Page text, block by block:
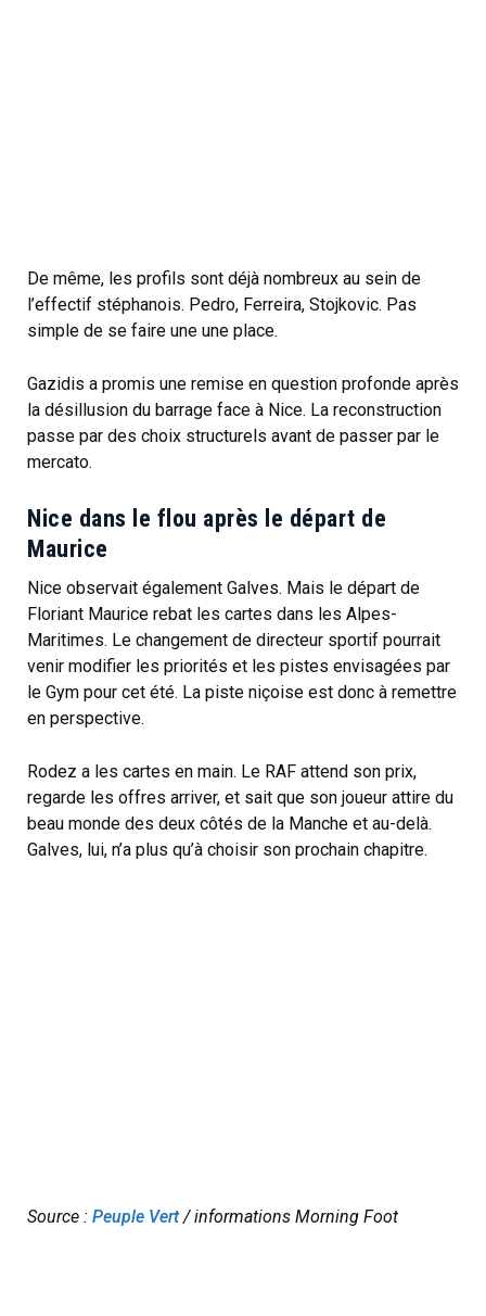
De même, les profils sont déjà nombreux au sein de
l’effectif stéphanois. Pedro, Ferreira, Stojkovic. Pas
simple de se faire une une place.
Gazidis a promis une remise en question profonde après
la désillusion du barrage face à Nice. La reconstruction
passe par des choix structurels avant de passer par le
mercato.
Nice dans le flou après le départ de
Maurice
Nice observait également Galves. Mais le départ de
Floriant Maurice rebat les cartes dans les Alpes-
Maritimes. Le changement de directeur sportif pourrait
venir modifier les priorités et les pistes envisagées par
le Gym pour cet été. La piste niçoise est donc à remettre
en perspective.
Rodez a les cartes en main. Le RAF attend son prix,
regarde les offres arriver, et sait que son joueur attire du
beau monde des deux côtés de la Manche et au-delà.
Galves, lui, n’a plus qu’à choisir son prochain chapitre.
Source : Peuple Vert/ informations Morning Foot